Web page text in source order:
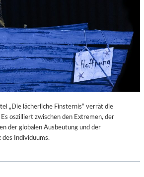
„Die lächerliche Finsternis“ verrät die
oszilliert zwischen den Extremen, der
der globalen Ausbeutung und der
des Individuums.